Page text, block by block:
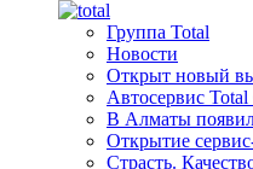
Группа Total
Новости
Открыт новый
Автосервис
В Алматы
Открытие
Cтрасть.